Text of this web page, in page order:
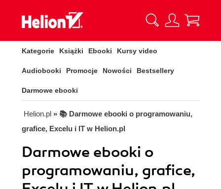
Kategorie Książki Ebooki Kursy video
Audiobooki Promocje Nowości Bestsellery
Darmowe ebooki
Helion.pl » 📚 Darmowe ebooki o programowaniu,
grafice, Excelu i IT w Helion.pl
Darmowe ebooki o
programowaniu, grafice,